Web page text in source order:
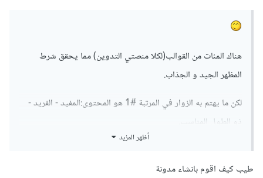
هناك المئات من القوالب(لكلا منصتي التدوين) مما يحقق شرط
المظهر الجيد و الجذاب.
لكن ما يهتم به الزوار في المرتبة #1 هو المحتوى:المفيد - الفريد -
ذو الطول المناسب.
و هذا هو سرّ الربح الذي يحققه أصحاب المحتوى الأجنبي ( من
أظهر المزيد
طيب كيف اقوم بانشاء مدونة